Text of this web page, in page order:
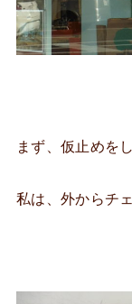
まず、仮止めを
私は、外からチ